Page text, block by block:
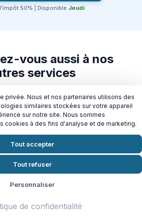
50% | Disponible Jeudi
vous aussi à nos
services
privée. Nous et nos partenaires utilisons des
similaires stockées sur votre appareil
sur notre site. Nous sommes
cookies à des fins d'analyse et de marketing.
Tout accepter
Tout refuser
Personnaliser
de confidentialité